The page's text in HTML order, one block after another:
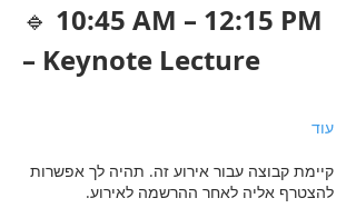
🔹 10:45 AM – 12:15 PM
– Keynote Lecture
עוד
קיימת קבוצה עבור אירוע זה. תהיה לך אפשרות
להצטרף אליה לאחר ההרשמה לאירוע.